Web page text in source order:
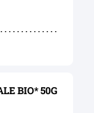
BIO* 50G